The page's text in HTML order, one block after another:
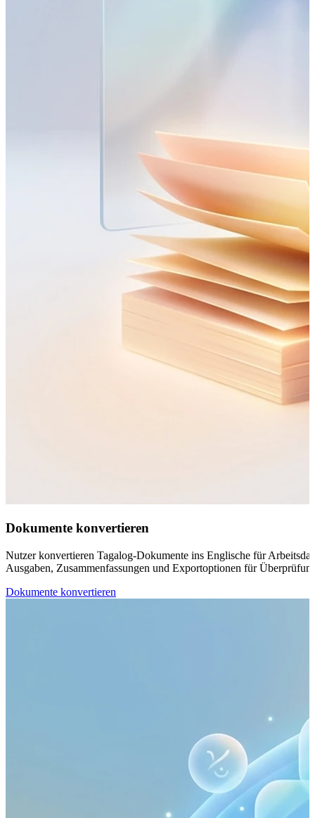
Dokumente konvertieren
Nutzer konvertieren Tagalog-Dokumente ins Englische für
Ausgaben, Zusammenfassungen und Exportoptionen für
Dokumente konvertieren